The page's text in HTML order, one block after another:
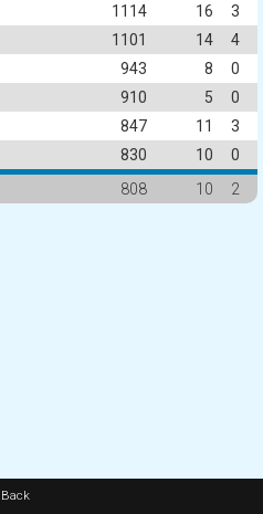
1114 16
3
1101 14
4
943 8
0
910 5
0
847 11
3
830 10
0
808 10 2
Back